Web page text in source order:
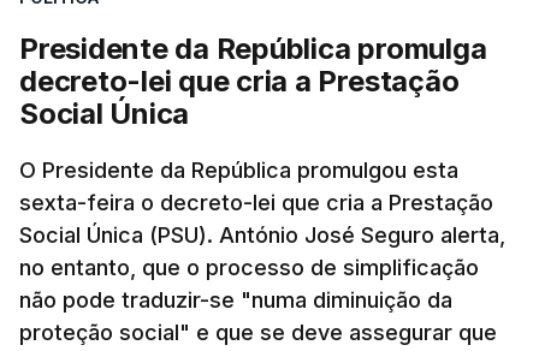
Presidente da República promulga
decreto-lei que cria a Prestação
Social Única
O Presidente da República promulgou esta
sexta-feira o decreto-lei que cria a Prestação
Social Única (PSU). António José Seguro alerta,
no entanto, que o processo de simplificação
não pode traduzir-se "numa diminuição da
proteção social" e que se deve assegurar que